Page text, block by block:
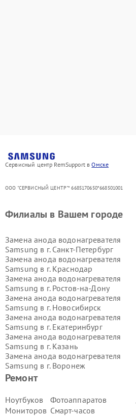
Сервисный центр RemSupport вОмске
ООО "СЕРВИСНЫЙ ЦЕНТР"* 6685170650*668501001
Ремонт
Ноутбуков
Мониторов
Фотоаппаратов
Смарт-часов
Филиалы в Вашем городе
Замена анода водонагревателя
Samsung в г. Санкт-Петербург
Замена анода водонагревателя
Samsung в г. Краснодар
Замена анода водонагревателя
Samsung в г. Ростов-на-Дону
Замена анода водонагревателя
Samsung в г. Новосибирск
Замена анода водонагревателя
Samsung в г. Екатеринбург
Замена анода водонагревателя
Samsung в г. Казань
Замена анода водонагревателя
Samsung в г. Воронеж
Замена анода водонагревателя
Samsung в г.
Замена анода водонагревателя
Samsung в г.Самара
Замена анода водонагревателя